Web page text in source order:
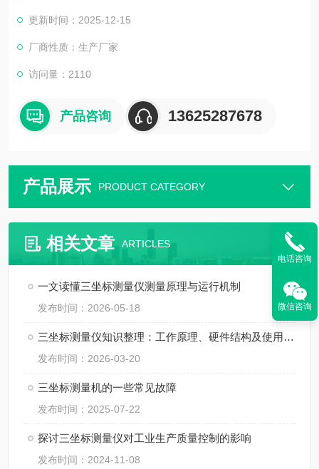
更新时间：2025-12-15
厂商性质：生产厂家
访问量：2110
产品咨询 13625287678
产品展示 PRODUCT CATEGORY
相关文章 ARTICLES
一文读懂三坐标测量仪测量原理与运行机制
发布时间：2026-05-18
三坐标测量仪知识整理：工作原理、硬件结构及使用规范
发布时间：2026-03-20
三坐标测量机的一些常见故障
发布时间：2025-07-22
探讨三坐标测量仪对工业生产质量控制的影响
发布时间：2024-11-08
电话咨询
微信咨询